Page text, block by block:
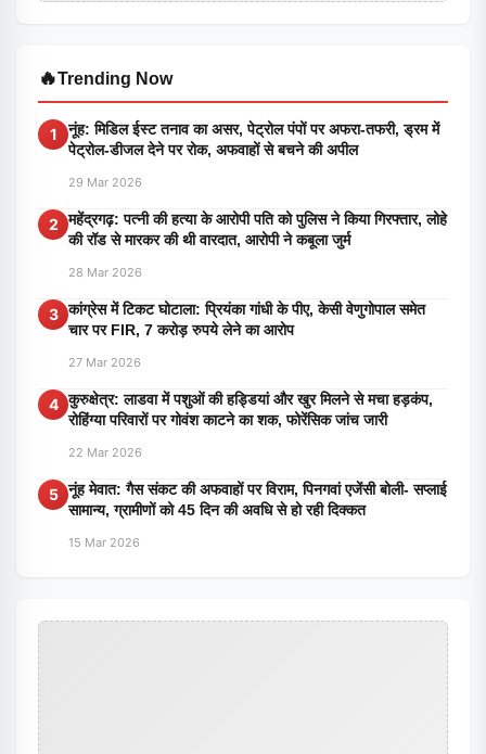
🔥Trending Now
1
नूंह: मिडिल ईस्ट तनाव का असर, पेट्रोल पंपों पर अफरा-तफरी, ड्रम में
पेट्रोल-डीजल देने पर रोक, अफवाहों से बचने की अपील
29 Mar 2026
2
महेंद्रगढ़: पत्नी की हत्या के आरोपी पति को पुलिस ने किया गिरफ्तार, लोहे
की रॉड से मारकर की थी वारदात, आरोपी ने कबूला जुर्म
28 Mar 2026
3 कांग्रेस में टिकट घोटाला: प्रियंका गांधी के पीए, केसी वेणुगोपाल समेत
चार पर FIR, 7 करोड़ रुपये लेने का आरोप
27 Mar 2026
4 कुरुक्षेत्र: लाडवा में पशुओं की हड्डियां और खुर मिलने से मचा हड़कंप,
रोहिंग्या परिवारों पर गोवंश काटने का शक, फोरेंसिक जांच जारी
22 Mar 2026
5 नूंह मेवात: गैस संकट की अफवाहों पर विराम, पिनगवां एजेंसी बोली- सप्लाई
सामान्य, ग्रामीणों को 45 दिन की अवधि से हो रही दिक्कत
15 Mar 2026